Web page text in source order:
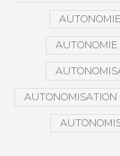
AUTONOMIE
AUTONOMISATION